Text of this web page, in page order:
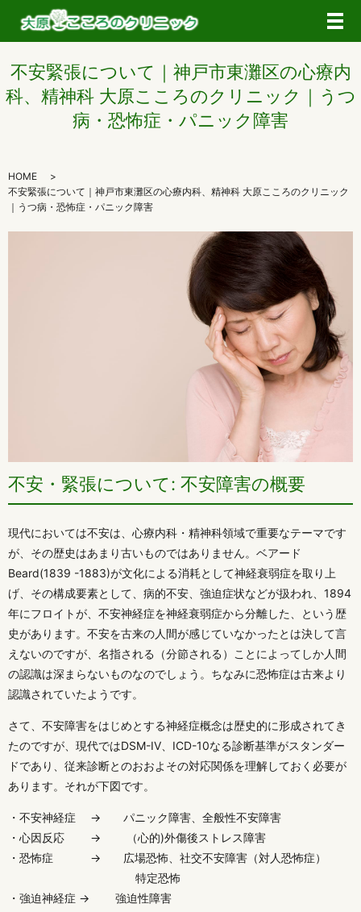
メ
不安緊張について｜神戸市東灘区の心療内
科、精神科 大原こころのクリニック｜うつ
病・恐怖症・パニック障害
HOME
不安緊張について｜神戸市東灘区の心療内科、精神科 大原こころのクリニック
｜うつ病・恐怖症・パニック障害
不安・緊張について: 不安障害の概要
現代においては不安は、心療内科・精神科領域で重要なテーマです
が、その歴史はあまり古いものではありません。ベアード
Beard(1839 -1883)が文化による消耗として神経衰弱症を取り上
げ、その構成要素として、病的不安、強迫症状などが扱われ、1894
年にフロイトが、不安神経症を神経衰弱症から分離した、という歴
史があります。不安を古来の人間が感じていなかったとは決して言
えないのですが、名指される（分節される）ことによってしか人間
の認識は深まらないものなのでしょう。ちなみに恐怖症は古来より
認識されていたようです。
さて、不安障害をはじめとする神経症概念は歴史的に形成されてき
たのですが、現代ではDSM-IV、ICD-10なる診断基準がスタンダー
ドであり、従来診断とのおおよその対応関係を理解しておく必要が
あります。それが下図です。
・不安神経症 → パニック障害、全般性不安障害
・心因反応 → （心的)外傷後ストレス障害
・恐怖症 → 広場恐怖、社交不安障害（対人恐怖症）
特定恐怖
・強迫神経症 → 強迫性障害